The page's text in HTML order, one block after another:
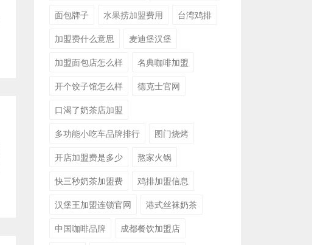
面包牌子
水果捞加盟费用
台湾鸡排
加盟费什么意思
麦迪堡汉堡
加盟面包店怎么样
名典咖啡加盟
开个饺子馆怎么样
德克士官网
口渴了奶茶店加盟
多功能小吃车品牌排行
图门烧烤
开店加盟费是多少
熬家火锅
快三秒奶茶加盟费
鸡排加盟信息
汉堡王加盟连锁官网
港式丝袜奶茶
中国咖啡品牌
成都餐饮加盟店